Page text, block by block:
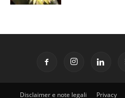
Disclaimer e note legali Privacy